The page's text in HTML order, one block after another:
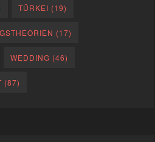
TÜRKEI (19)
(17)
WEDDING (46)
(87)